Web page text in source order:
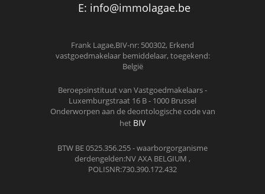
E: info@immolagae.be
Frank Lagae,BIV-nr: 500302, Erkend
vastgoedmakelaar bemiddelaar, toegekend:
België
Beroepsinstituut van Vastgoedmakelaars -
Luxemburgstraat 16 B - 1000 Brussel
Onderworpen aan de deontologische code van
het BIV
BTW BE 0525.356.255 - waarborgorganisme
derdengelden:NV AXA BELGIUM ,
POLISNR:730.390.172.432